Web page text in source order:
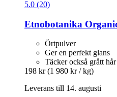
5.0 (20)
Etnobotanika
Örtpulver
Ger en perfekt glans
Täcker också grått hår
198 kr (1 980 kr / kg)
Leverans till 14. augusti